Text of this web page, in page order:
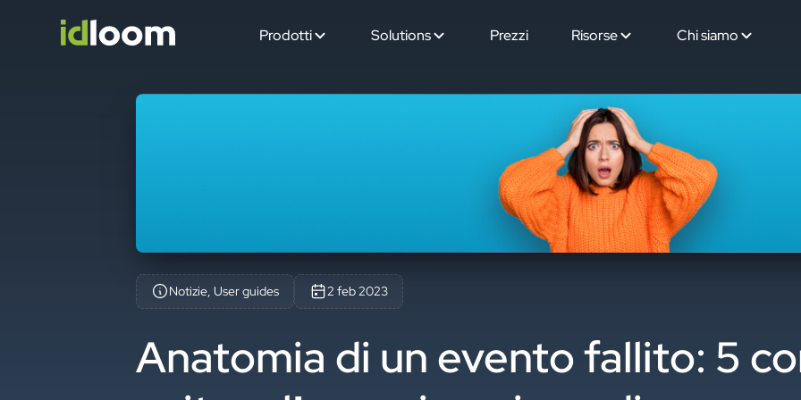
Prodotti Solutions Prezzi Risorse Chi siamo
Notizie, User guides 2 feb 2023
Anatomia di un evento fallito: 5